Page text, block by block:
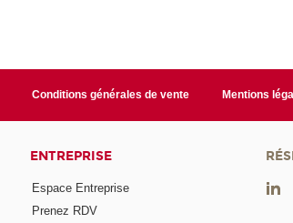
Conditions générales de vente Mentions
ENTREPRISE
Espace Entreprise
Prenez RDV